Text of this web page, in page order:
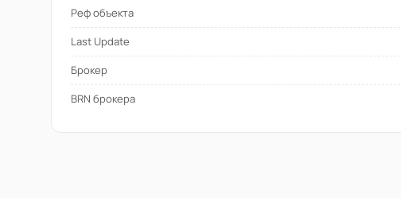
Реф объекта
Last Update
Брокер
BRN брокера